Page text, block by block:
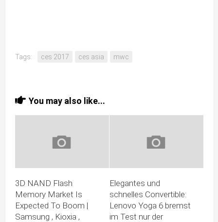
Tags: ces 2017 ces asia mwc
You may also like...
3D NAND Flash
Memory Market Is
Expected To Boom |
Samsung , Kioxia ,
Elegantes und
schnelles Convertible:
Lenovo Yoga 6 bremst
im Test nur der